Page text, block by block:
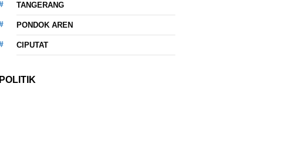
TANGERANG
PONDOK AREN
CIPUTAT
POLITIK